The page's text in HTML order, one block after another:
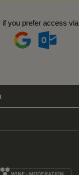
if you prefer access via